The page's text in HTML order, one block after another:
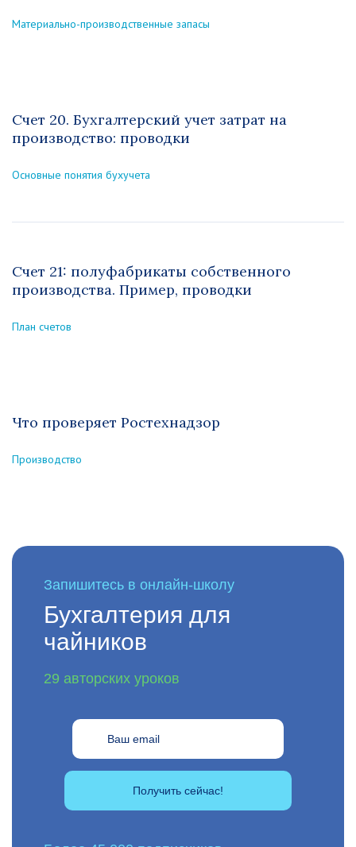
Материально-производственные запасы
Счет 20. Бухгалтерский учет затрат на
производство: проводки
Основные понятия бухучета
Счет 21: полуфабрикаты собственного
производства. Пример, проводки
План счетов
Что проверяет Ростехнадзор
Производство
Запишитесь в онлайн-школу
Бухгалтерия для
чайников
29 авторских уроков
Получить сейчас!